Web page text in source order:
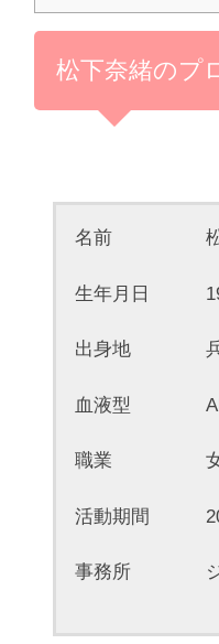
松下奈緒のプ
名前 松
生年月日
出身地 兵
血液型
職業 女優
活動期間
事務所 ジェ